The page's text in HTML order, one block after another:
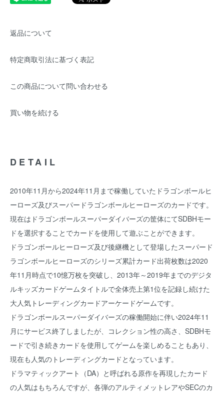
返品について
特定商取引法に基づく表記
この商品について問い合わせる
買い物を続ける
DETAIL
2010年11月から2024年11月まで稼働していたドラゴンボールヒ
ーローズ及びスーパードラゴンボールヒーローズのカードです。
現在はドラゴンボールスーパーダイバーズの筐体にてSDBHモー
ドを選択することでカードを使用して遊ぶことができます。
ドラゴンボールヒーローズ及び後継機として登場したスーパード
ラゴンボールヒーローズのシリーズ累計カード出荷枚数は2020
年11月時点で10憶万枚を突破し、2013年～2019年までのデジタ
ルキッズカードゲームタイトルで全体売上第1位を記録し続けた
大人気トレーディングカードアーケードゲームです。
ドラゴンボールスーパーダイバーズの稼働開始に伴い2024年11
月にサービス終了しましたが、コレクション性の高さ、SDBHモ
ードで引き続きカードを使用してゲームを楽しめることもあり、
現在も人気のトレーディングカードとなっています。
ドラマティックアート（DA）と呼ばれる原作を再現したカード
の人気はもちろんですが、各弾のアルティメットレアやSECのカ